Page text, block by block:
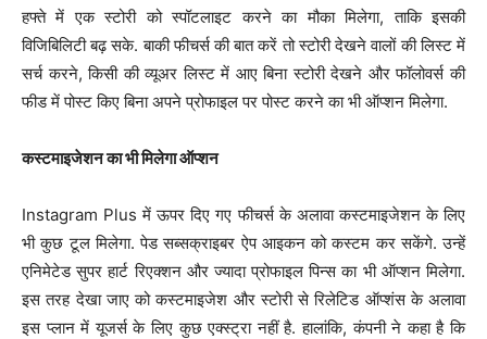
हफ्ते में एक स्टोरी को स्पॉटलाइट करने का मौका मिलेगा, ताकि इसकी
विजिबिलिटी बढ़ सके. बाकी फीचर्स की बात करें तो स्टोरी देखने वालों की लिस्ट में
सर्च करने, किसी की व्यूअर लिस्ट में आए बिना स्टोरी देखने और फॉलोवर्स की
फीड में पोस्ट किए बिना अपने प्रोफाइल पर पोस्ट करने का भी ऑप्शन मिलेगा.
कस्टमाइजेशन का भी मिलेगा ऑप्शन
Instagram Plus में ऊपर दिए गए फीचर्स के अलावा कस्टमाइजेशन के लिए
भी कुछ टूल मिलेगा. पेड सब्सक्राइबर ऐप आइकन को कस्टम कर सकेंगे. उन्हें
एनिमेटेड सुपर हार्ट रिएक्शन और ज्यादा प्रोफाइल पिन्स का भी ऑप्शन मिलेगा.
इस तरह देखा जाए को कस्टमाइजेश और स्टोरी से रिलेटिड ऑप्शंस के अलावा
इस प्लान में यूजर्स के लिए कुछ एक्स्ट्रा नहीं है. हालांकि, कंपनी ने कहा है कि